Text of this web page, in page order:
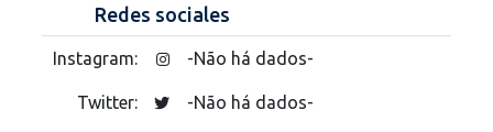
Redes sociales
Instagram: -Não há dados-
Twitter: -Não há dados-